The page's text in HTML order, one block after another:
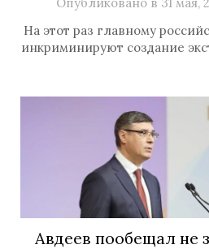
На этот раз главному
инкриминируют создание
Авдеев пообещал не